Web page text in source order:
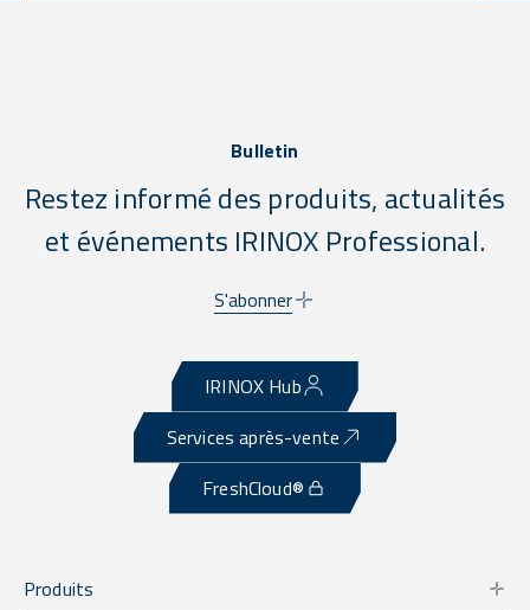
Bulletin
Restez informé des produits, actualités
et événements IRINOX Professional.
S'abonner
IRINOX Hub
Services après-vente
FreshCloud®
Produits